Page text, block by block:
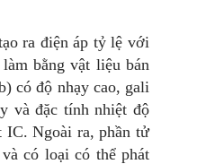
ra điện áp tỷ lệ với
bằng vật liệu bán
có độ nhạy cao, gali
và đặc tính nhiệt độ
IC. Ngoài ra, phần tử
có loại có thể phát